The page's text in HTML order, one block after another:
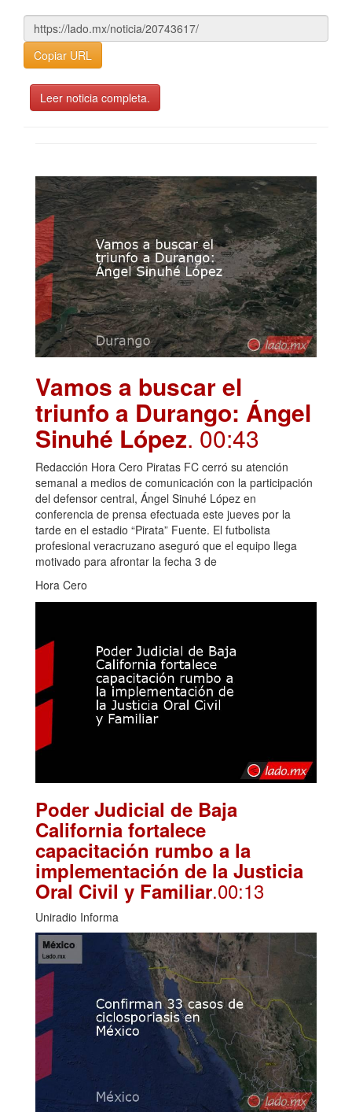
Copiar URL
Leer noticia completa.
Vamos a buscar el
triunfo a Durango: Ángel
Sinuhé López. 00:43
Redacción Hora Cero Piratas FC cerró su atención
semanal a medios de comunicación con la participación
del defensor central, Ángel Sinuhé López en
conferencia de prensa efectuada este jueves por la
tarde en el estadio “Pirata” Fuente. El futbolista
profesional veracruzano aseguró que el equipo llega
motivado para afrontar la fecha 3 de
Hora Cero
Poder Judicial de Baja
California fortalece
capacitación rumbo a la
implementación de la Justicia
Oral Civil y Familiar.00:13
Uniradio Informa